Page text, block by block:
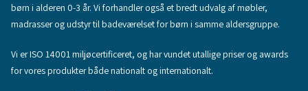
børn i alderen 0-3 år. Vi forhandler også et bredt udvalg af møbler,
madrasser og udstyr til badeværelset for børn i samme aldersgruppe.
Vi er ISO 14001 miljøcertificeret, og har vundet utallige priser og awards
for vores produkter både nationalt og internationalt.